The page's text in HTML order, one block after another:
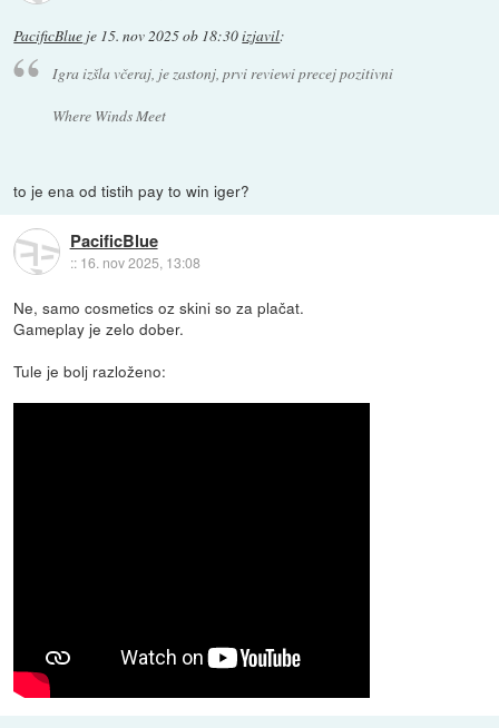
PacificBlue je 15. nov 2025 ob 18:30izjavil:
Igra izšla včeraj, je zastonj, prvi reviewi precej pozitivni
Where Winds Meet
to je ena od tistih pay to win iger?
PacificBlue
:: 16. nov 2025, 13:08
Ne, samo cosmetics oz skini so za plačat.
Gameplay je zelo dober.
Tule je bolj razloženo: